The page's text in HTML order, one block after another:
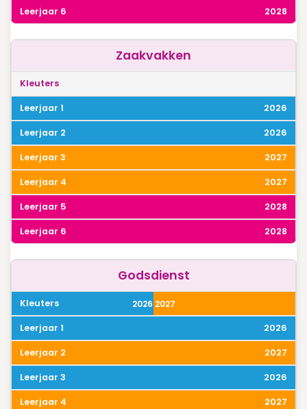
2028
Zaakvakken
2026
2026
2027
2027
2028
2028
Godsdienst
2026
2027
2026
2027